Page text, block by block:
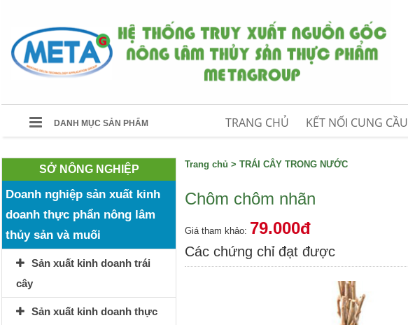
DANH MỤC SẢN PHẨM TRANG CHỦ KẾT NỐI CUNG CẦU
SỞ NÔNG NGHIỆP
Doanh nghiệp sản xuất kinh
doanh thực phẩn nông lâm
thủy sản và muối
Sản xuất kinh doanh trái
cây
Sản xuất kinh doanh thực
Trang chủ > TRÁI CÂY TRONG NƯỚC
Chôm chôm nhãn
Giá tham khảo: 79.000đ
Các chứng chỉ đạt được